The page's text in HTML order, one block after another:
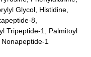
Glycol, Histidine,
8,
Tripeptide-1, Palmitoyl
1